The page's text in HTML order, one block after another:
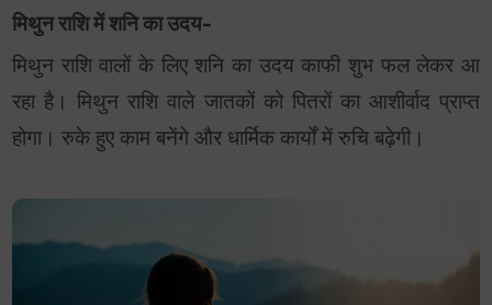
मिथुन राशि में शनि का उदय-
मिथुन राशि वालों के लिए शनि का उदय काफी शुभ फल लेकर आ
रहा है। मिथुन राशि वाले जातकों को पितरों का आशीर्वाद प्राप्त
होगा। रुके हुए काम बनेंगे और धार्मिक कार्यों में रुचि बढ़ेगी।